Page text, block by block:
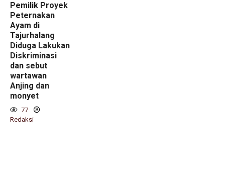
Pemilik Proyek
Peternakan
Ayam di
Tajurhalang
Diduga Lakukan
Diskriminasi
dan sebut
wartawan
Anjing dan
monyet
77
Redaksi